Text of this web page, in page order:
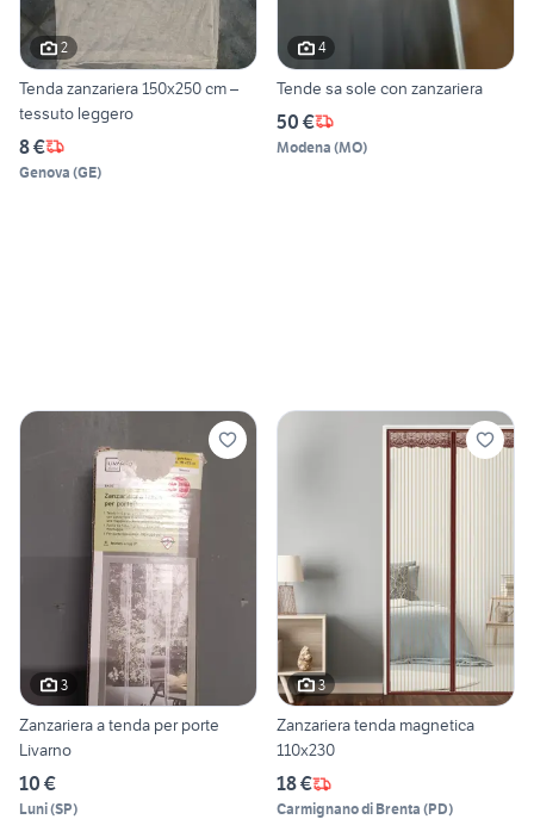
2
Tenda zanzariera 150x250 cm –
tessuto leggero
8 €
Genova (GE)
4
Tende sa sole con zanzariera
50 €
Modena (MO)
3
Zanzariera a tenda per porte
Livarno
10 €
Luni(SP)
3
Zanzariera tenda magnetica
110x230
18 €
Carmignano di Brenta (PD)